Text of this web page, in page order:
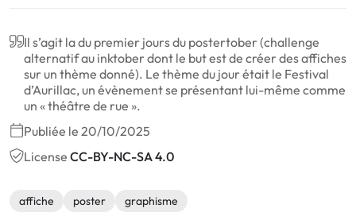
Il s’agit la du premier jours du postertober (challenge
alternatif au inktober dont le but est de créer des affiches
sur un thème donné). Le thème du jour était le Festival
d’Aurillac, un évènement se présentant lui-même comme
un « théâtre de rue ».
Publiée le 20/10/2025
License CC-BY-NC-SA 4.0
affiche poster graphisme